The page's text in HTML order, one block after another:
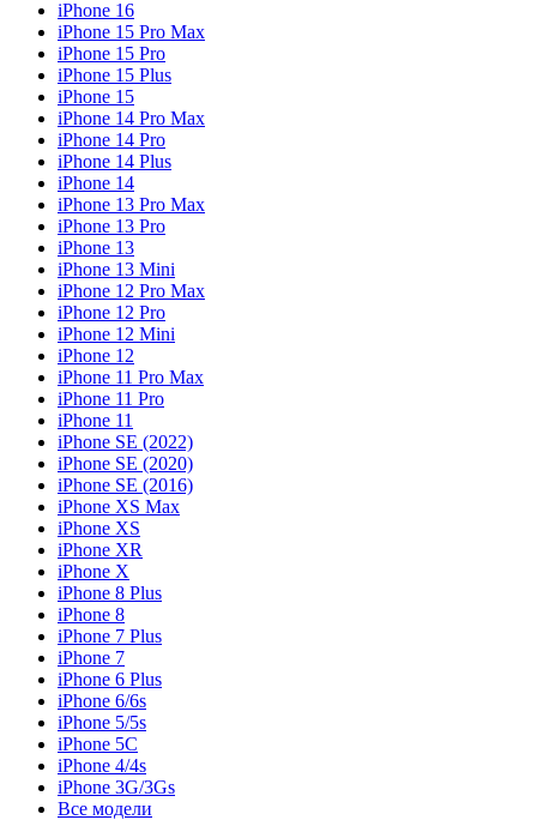
iPhone 16
iPhone 15 Pro Max
iPhone 15 Pro
iPhone 15 Plus
iPhone 15
iPhone 14 Pro Max
iPhone 14 Pro
iPhone 14 Plus
iPhone 14
iPhone 13 Pro Max
iPhone 13 Pro
iPhone 13
iPhone 13 Mini
iPhone 12 Pro Max
iPhone 12 Pro
iPhone 12 Mini
iPhone 12
iPhone 11 Pro Max
iPhone 11 Pro
iPhone 11
iPhone SE (2022)
iPhone SE (2020)
iPhone SE (2016)
iPhone XS Max
iPhone XS
iPhone XR
iPhone X
iPhone 8 Plus
iPhone 8
iPhone 7 Plus
iPhone 7
iPhone 6 Plus
iPhone 6/6s
iPhone 5/5s
iPhone 5C
iPhone 4/4s
iPhone 3G/3Gs
Все модели